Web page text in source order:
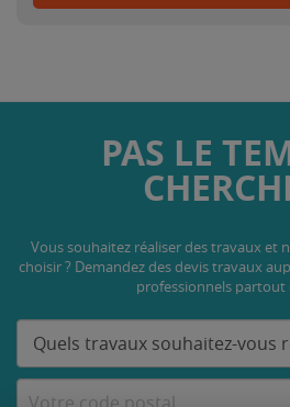
PAS LE
Vous souhaitez réaliser des travaux et
choisir ? Demandez des devis travaux
professionnels partout